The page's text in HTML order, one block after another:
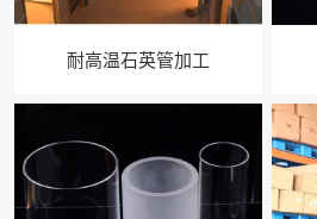
耐高温石英管加工